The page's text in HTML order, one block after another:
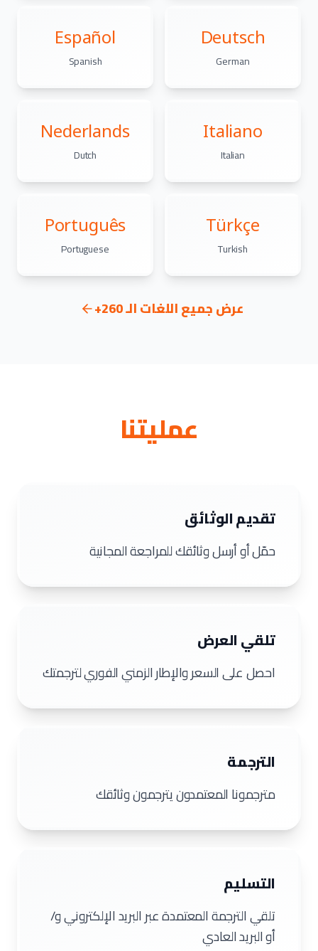
Deutsch
German
Español
Spanish
Italiano
Italian
Nederlands
Dutch
Türkçe
Turkish
Português
Portuguese
عرض جميع اللغات الـ 260+
عمليتنا
تقديم الوثائق
حمّل أو أرسل وثائقك للمراجعة المجانية
تلقي العرض
احصل على السعر والإطار الزمني الفوري لترجمتك
الترجمة
مترجمونا المعتمدون يترجمون وثائقك
التسليم
تلقي الترجمة المعتمدة عبر البريد الإلكتروني و/
أو البريد العادي